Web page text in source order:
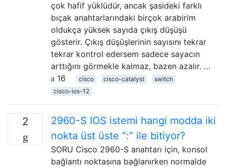
çok hafif yüklüdür, ancak şasideki farklı
bıçak anahtarlarındaki birçok arabirim
oldukça yüksek sayıda çıkış düşüşü
gösterir. Çıkış düşüşlerinin sayısını tekrar
tekrar kontrol edersem sadece sayacın
arttığını görmekle kalmaz, bazen azalır. …
16
cisco cisco-catalyst
switch
cisco-ios-12
2
2960-S IOS istemi hangi modda iki
nokta üst üste “:” ile bitiyor?
SORU Cisco 2960-S anahtarı için, konsol
bağlantı noktasına bağlanırken normalde